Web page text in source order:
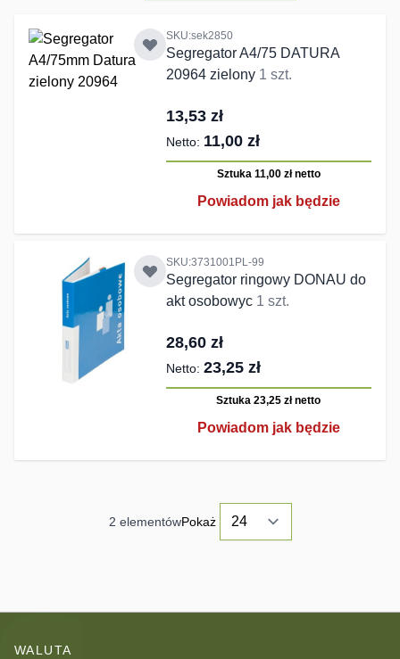
SKU:sek2850
Segregator A4/75 DATURA
20964 zielony 1 szt.
13,53 zł
11,00 zł
Sztuka 11,00 złnetto
Powiadom jak będzie
SKU:3731001PL-99
Segregator ringowy DONAU do
akt osobowyc 1 szt.
28,60 zł
23,25 zł
Sztuka 23,25 złnetto
Powiadom jak będzie
2 elementówPokaż
WALUTA